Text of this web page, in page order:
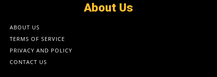
About Us
ABOUT US
TERMS OF SERVICE
PRIVACY AND POLICY
CONTACT US